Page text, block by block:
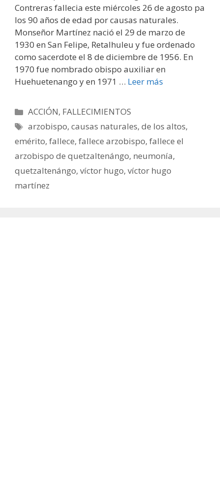
Contreras fallecia este miércoles 26 de agosto pa
los 90 años de edad por causas naturales.
Monseñor Martínez nació el 29 de marzo de
1930 en San Felipe, Retalhuleu y fue ordenado
como sacerdote el 8 de diciembre de 1956. En
1970 fue nombrado obispo auxiliar en
Huehuetenango y en 1971 … Leer más
Categorías
ACCIÓN, FALLECIMIENTOS
Etiquetas
arzobispo,causas naturales,de los altos,
emérito, fallece, fallece arzobispo, fallece el
arzobispo de quetzaltenángo, neumonía,
quetzaltenángo, víctor hugo, víctor hugo
martínez